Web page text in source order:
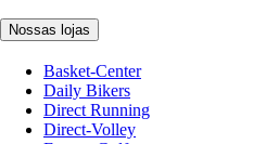
Nossas lojas
Basket-Center
Daily Bikers
Direct Running
Direct-Volley